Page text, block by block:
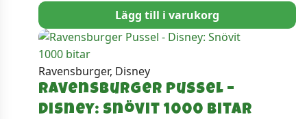
Lägg till i varukorg
Ravensburger, Disney
Ravensburger Pussel –
Disney: Snövit 1000 bitar